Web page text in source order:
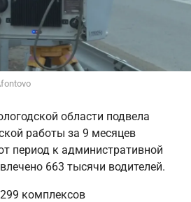
области подвела
работы за 9 месяцев
период к административной
663 тысячи водителей.
комплексов